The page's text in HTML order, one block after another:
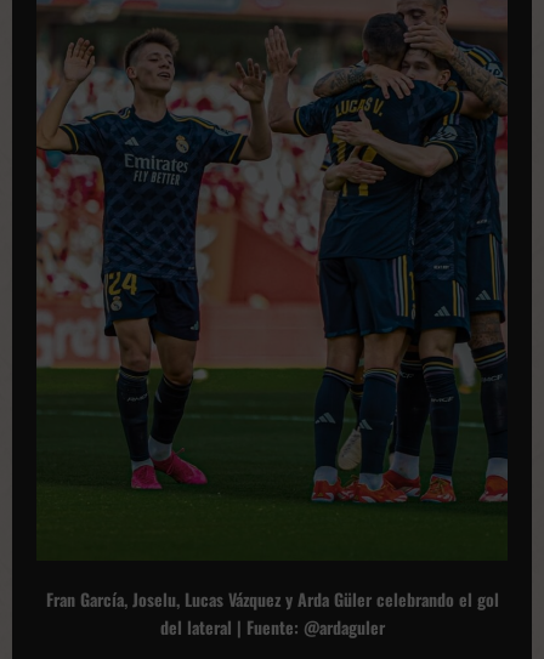
Fran García, Joselu, Lucas Vázquez y Arda Güler celebrando el gol
del lateral | Fuente: @ardaguler